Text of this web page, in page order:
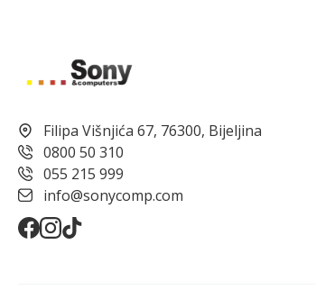
Filipa Višnjića 67, 76300, Bijeljina
0800 50 310
055 215 999
info@sonycomp.com